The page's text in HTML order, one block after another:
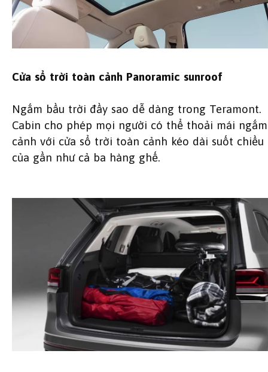
Cửa sổ trời toàn cảnh Panoramic sunroof
Ngắm bầu trời đầy sao dễ dàng trong Teramont.
Cabin cho phép mọi người có thể thoải mái ngắm
cảnh với cửa sổ trời toàn cảnh kéo dài suốt chiều
của gần như cả ba hàng ghế.